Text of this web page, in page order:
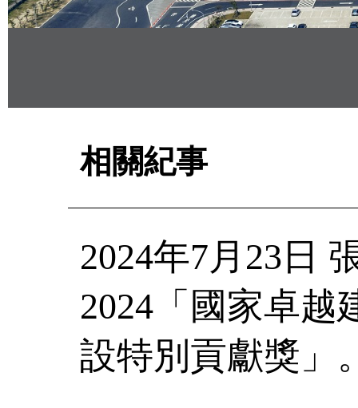
相關紀事
2024年7月23日
2024「國家卓越
設特別貢獻獎」